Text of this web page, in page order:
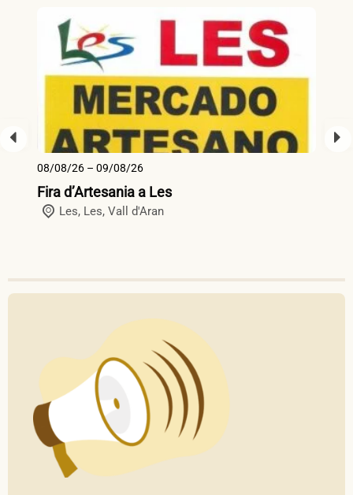
08/08/26 – 09/08/26
Fira d’Artesania a Les
Les, Les, Vall d'Aran